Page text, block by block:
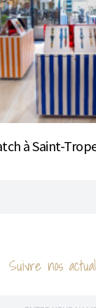
à Saint-
Suivre nos